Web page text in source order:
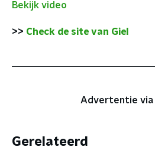
Bekijk video
>> Check de site van Giel
Advertentie via
Gerelateerd